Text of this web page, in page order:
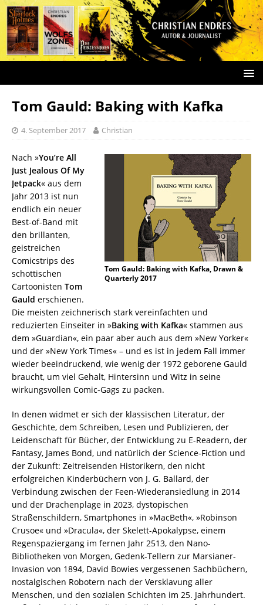
Tom Gauld: Baking with Kafka
4. September 2017 Christian
Tom Gauld: Baking with Kafka, Drawn &
Quarterly 2017
Nach »You’re All
Just Jealous Of My
Jetpack« aus dem
Jahr 2013 ist nun
endlich ein neuer
Best-of-Band mit
den brillanten,
geistreichen
Comicstrips des
schottischen
Cartoonisten Tom
Gauld erschienen.
Die meisten zeichnerisch stark vereinfachten und
reduzierten Einseiter in »Baking with Kafka« stammen aus
dem »Guardian«, ein paar aber auch aus dem »New Yorker«
und der »New York Times« – und es ist in jedem Fall immer
wieder beeindruckend, wie wenig der 1972 geborene Gauld
braucht, um viel Gehalt, Hintersinn und Witz in seine
wirkungsvollen Comic-Gags zu packen.
In denen widmet er sich der klassischen Literatur, der
Geschichte, dem Schreiben, Lesen und Publizieren, der
Leidenschaft für Bücher, der Entwicklung zu E-Readern, der
Fantasy, James Bond, und natürlich der Science-Fiction und
der Zukunft: Zeitreisenden Historikern, den nicht
erfolgreichen Kinderbüchern von J. G. Ballard, der
Verbindung zwischen der Feen-Wiederansiedlung in 2014
und der Drachenplage in 2023, dystopischen
Straßenschildern, Smartphones in »MacBeth«, »Robinson
Crusoe« und »Dracula«, der Skelett-Apokalypse, einem
Regenspaziergang im fernen Jahr 2513, den Nano-
Bibliotheken von Morgen, Gedenk-Tellern zur Marsianer-
Invasion von 1894, David Bowies vergessenen Sachbüchern,
nostalgischen Robotern nach der Versklavung aller
Menschen, und den sozialen Schichten im 25. Jahrhundert.